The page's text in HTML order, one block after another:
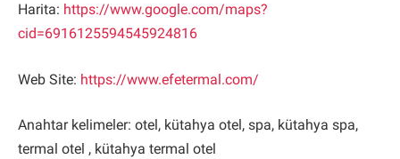
Harita: https://www.google.com/maps?
cid=6916125594545924816
Web Site: https://www.efetermal.com/
Anahtar kelimeler: otel, kütahya otel, spa, kütahya spa,
termal otel , kütahya termal otel